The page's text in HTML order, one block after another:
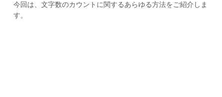
今回は、文字数のカウントに関するあらゆる方法をご紹介しま
す。